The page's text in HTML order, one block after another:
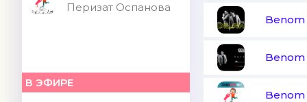
Перизат Оспанова
В ЭФИРЕ